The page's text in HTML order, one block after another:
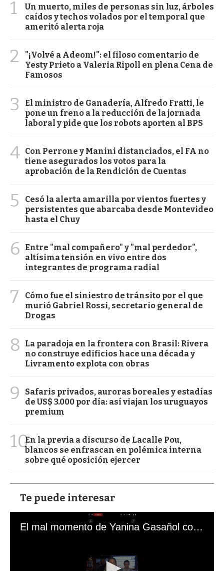
1
Un muerto, miles de personas sin luz, árboles
caídos y techos volados por el temporal que
ameritó alerta roja
2
"¡Volvé a Adeom!": el filoso comentario de
Yesty Prieto a Valeria Ripoll en plena Cena de
Famosos
3
El ministro de Ganadería, Alfredo Fratti, le
pone un freno a la reducción de la jornada
laboral y pide que los robots aporten al BPS
4 Con Perrone y Manini distanciados, el FA no
tiene asegurados los votos para la
aprobación de la Rendición de Cuentas
5
Cesó la alerta amarilla por vientos fuertes y
persistentes que abarcaba desde Montevideo
hasta el Chuy
6
Entre "mal compañero" y "mal perdedor",
altísima tensión en vivo entre dos
integrantes de programa radial
7
Cómo fue el siniestro de tránsito por el que
murió Gabriel Rossi, secretario general de
Drogas
8
La paradoja en la frontera con Brasil: Rivera
no construye edificios hace una década y
Livramento explota con obras
9
Safaris privados, auroras boreales y estadías
de US$ 3.000 por día: así viajan los uruguayos
premium
10En la previa a discurso de Lacalle Pou,
blancos se enfrascan en polémica interna
sobre qué oposición ejercer
Te puede interesar
El mal momento de Yanina Gasañol con un hincha argentino en "Subrayado"